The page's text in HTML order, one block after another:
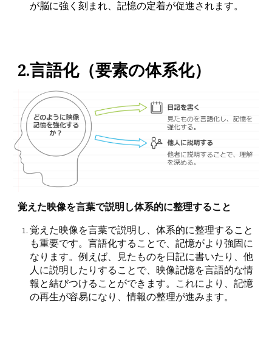
が脳に強く刻まれ、記憶の定着が促進されます。
2.言語化（要素の体系化）
覚えた映像を言葉で説明し体系的に整理すること
覚えた映像を言葉で説明し、体系的に整理すること
も重要です。言語化することで、記憶がより強固に
なります。例えば、見たものを日記に書いたり、他
人に説明したりすることで、映像記憶を言語的な情
報と結びつけることができます。これにより、記憶
の再生が容易になり、情報の整理が進みます。